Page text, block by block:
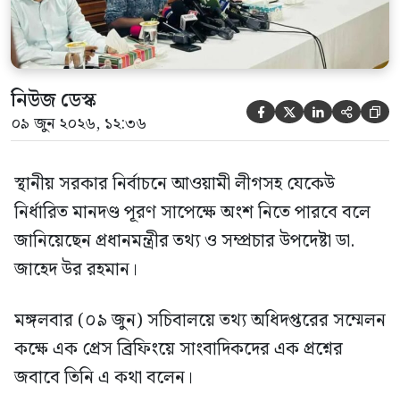
নিউজ ডেস্ক
০৯ জুন ২০২৬, ১২:৩৬     
স্থানীয় সরকার নির্বাচনে আওয়ামী লীগসহ যেকেউ
নির্ধারিত মানদণ্ড পূরণ সাপেক্ষে অংশ নিতে পারবে বলে
জানিয়েছেন প্রধানমন্ত্রীর তথ্য ও সম্প্রচার উপদেষ্টা ডা.
জাহেদ উর রহমান।
মঙ্গলবার (০৯ জুন) সচিবালয়ে তথ্য অধিদপ্তরের সম্মেলন
কক্ষে এক প্রেস ব্রিফিংয়ে সাংবাদিকদের এক প্রশ্নের
জবাবে তিনি এ কথা বলেন।